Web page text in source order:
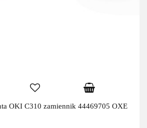
OKI C310 zamiennik 44469705 OXE